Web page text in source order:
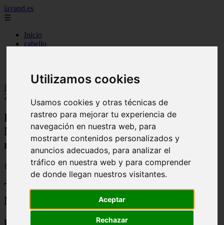
Utilizamos cookies
Usamos cookies y otras técnicas de
rastreo para mejorar tu experiencia de
navegación en nuestra web, para
mostrarte contenidos personalizados y
anuncios adecuados, para analizar el
tráfico en nuestra web y para comprender
de donde llegan nuestros visitantes.
Aceptar
Rechazar
lavand.es
☰
Inicio
cabello
Inicio
2026: nuevas tendencias de maquillaje que hacen brillar
Los imprescindibles en tu neceser de
Navidad 2026: nuevas tendencias de
maquillaje que hacen brillar
📅 25/12/2025
Tendencias de Maquillaje para la
Navidad 2025
La Belleza Festiva: Sofisticación y Naturalidad